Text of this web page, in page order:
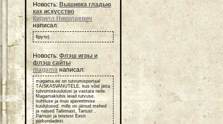
Новость: Вышивка гладью
как искусство
Кирилл Николаевич
написал:
Круто)
Новость: Флэш игры и
флэш сайты
magamaнаписал:
magama.ee on tutvumisportaal
TÄISKASVANUTELE, kus võid jätta
tutvumiskuulutusi ja vastata neile.
Magamaklubis leiad tutvuse,
suhtluse ja muu ajaveetmise
kuulutused, mille on jätnud mehed
ja naised Tallinnast, Tartust ,
Pärnust ja teistest Eesti
piirkondadest.